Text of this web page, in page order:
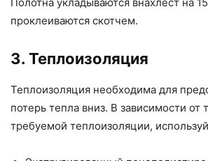
проклеиваются скотчем.
3. Теплоизоляция
Теплоизоляция необходима для
потерь тепла вниз. В зависимости
требуемой теплоизоляции,